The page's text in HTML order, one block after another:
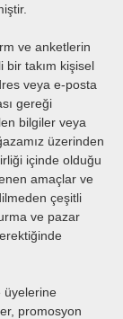
ve anketlerin
bir takım kişisel
veya e-posta
gereği
bilgiler veya
üzerinden
içinde olduğu
amaçlar ve
çeşitli
ve pazar
üyelerine
promosyon